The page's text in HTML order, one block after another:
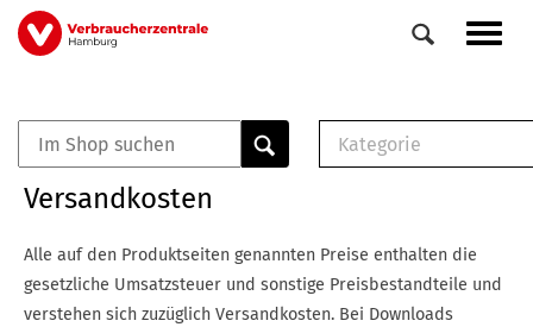
Direkt
zum
Veranstaltungen
0
Kategorie
E-Broschüre
Checklisten (PDF)
Broschüre
Versandkosten
Alle auf den Produktseiten genannten Preise enthalten die
gesetzliche Umsatzsteuer und sonstige Preisbestandteile und
verstehen sich zuzüglich Versandkosten. Bei Downloads